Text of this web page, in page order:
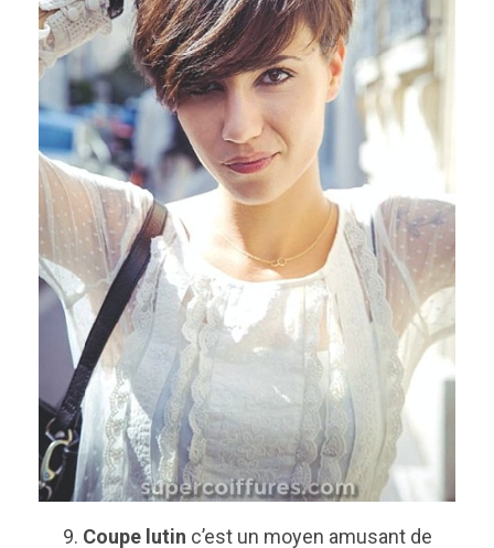
Coupe lutin c’est un moyen amusant de